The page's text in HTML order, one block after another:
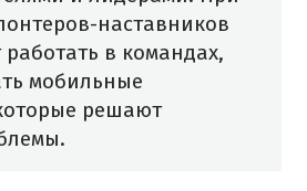
наставников
в командах,
мобильные
решают